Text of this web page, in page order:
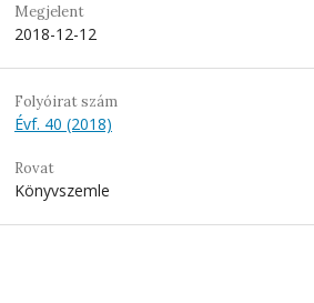
Megjelent
2018-12-12
Folyóirat szám
Évf. 40 (2018)
Rovat
Könyvszemle